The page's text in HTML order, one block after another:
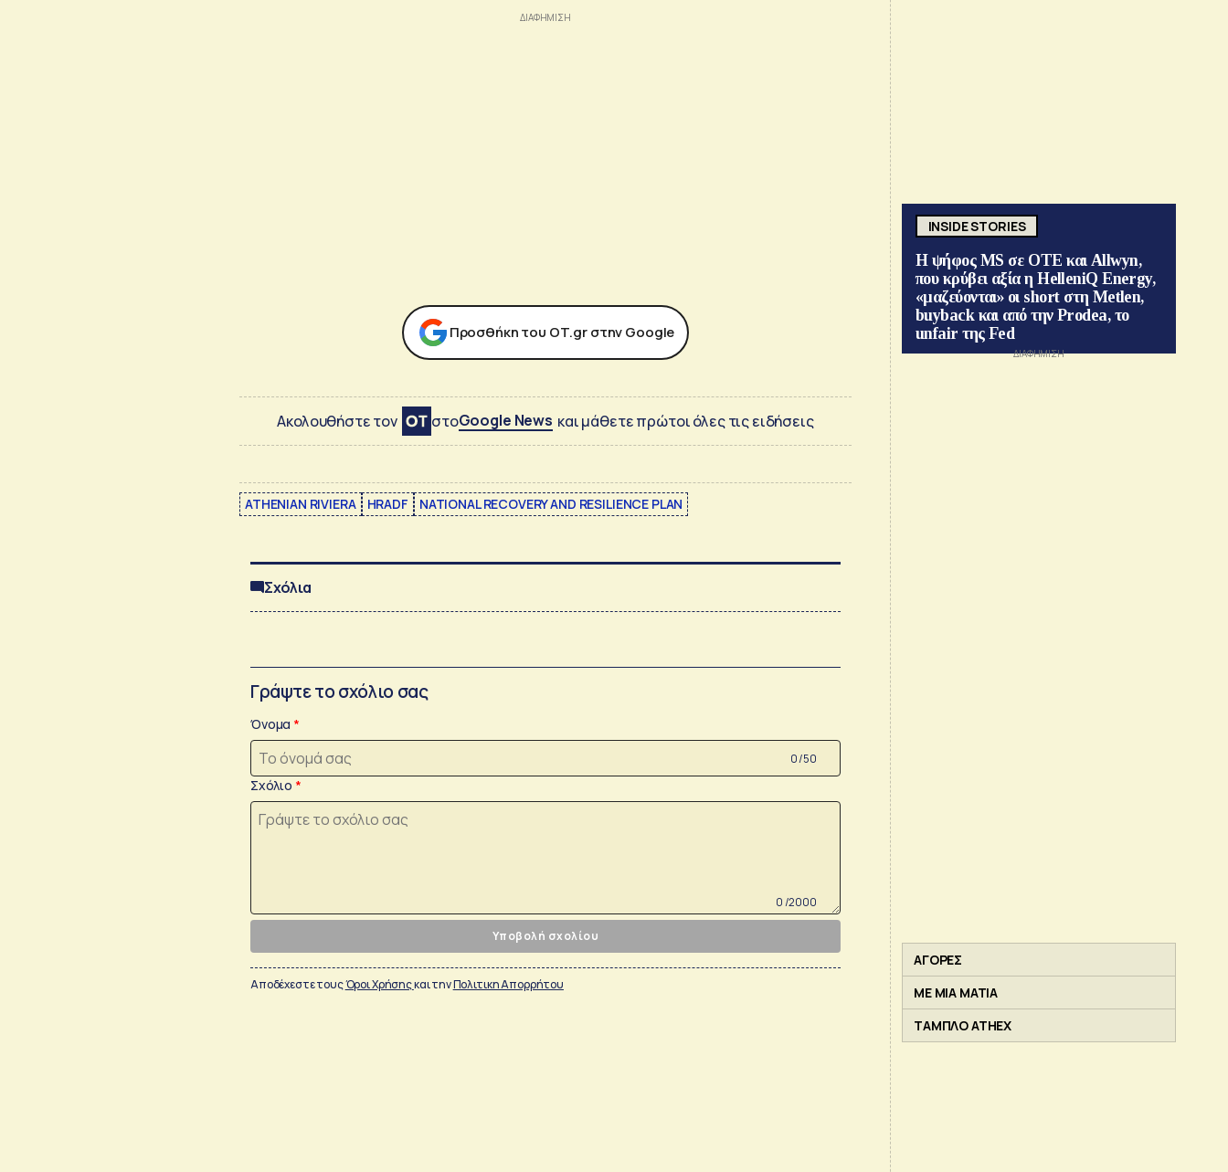
Προσθήκη του ΟΤ.gr στην Google
Ακολουθήστε τον στοGoogle News και μάθετε πρώτοι όλες τις ειδήσεις
ATHENIAN RIVIERA HRADF NATIONAL RECOVERY AND RESILIENCE PLAN
Σχόλια
Γράψτε το σχόλιο σας
Όνομα
0 /50
Σχόλιο
0 /2000
Υποβολή σχολίου
Αποδέχεστε τουςΌροι Χρήσηςκαι τηνΠολιτικη Απορρήτου
INSIDE STORIES
Η ψήφος MS σε ΟΤΕ και Allwyn,
που κρύβει αξία η HelleniQ Energy,
«μαζεύονται» οι short στη Metlen,
buyback και από την Prodea, το
unfair της Fed
ΑΓΟΡΕΣ
ΜΕ ΜΙΑ ΜΑΤΙΑ
ΤΑΜΠΛΟ ATHEX